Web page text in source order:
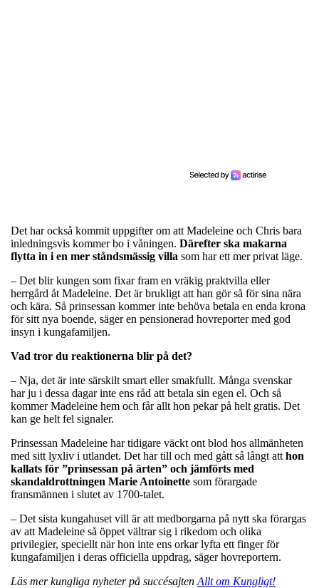
Det har också kommit uppgifter om att Madeleine och Chris bara
inledningsvis kommer bo i våningen. Därefter ska makarna
flytta in i en mer ståndsmässig villa som har ett mer privat läge.
– Det blir kungen som fixar fram en vräkig praktvilla eller
herrgård åt Madeleine. Det är brukligt att han gör så för sina nära
och kära. Så prinsessan kommer inte behöva betala en enda krona
för sitt nya boende, säger en pensionerad hovreporter med god
insyn i kungafamiljen.
Vad tror du reaktionerna blir på det?
– Nja, det är inte särskilt smart eller smakfullt. Många svenskar
har ju i dessa dagar inte ens råd att betala sin egen el. Och så
kommer Madeleine hem och får allt hon pekar på helt gratis. Det
kan ge helt fel signaler.
Prinsessan Madeleine har tidigare väckt ont blod hos allmänheten
med sitt lyxliv i utlandet. Det har till och med gått så långt att hon
kallats för ”prinsessan på ärten” och jämförts med
skandaldrottningen Marie Antoinette som förargade
fransmännen i slutet av 1700-talet.
– Det sista kungahuset vill är att medborgarna på nytt ska förargas
av att Madeleine så öppet vältrar sig i rikedom och olika
privilegier, speciellt när hon inte ens orkar lyfta ett finger för
kungafamiljen i deras officiella uppdrag, säger hovreportern.
Läs mer kungliga nyheter på succésajten Allt om Kungligt!